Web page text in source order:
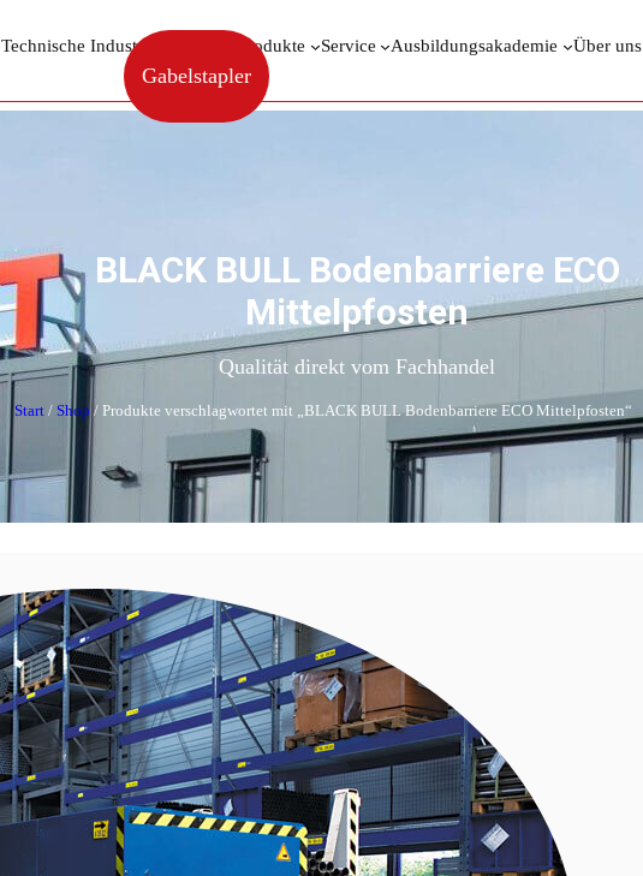
Technische Industrieberatung Produkte Service Ausbildungsakademie Über uns
BLACK BULL Bodenbarriere ECO
Mittelpfosten
Qualität direkt vom Fachhandel
Start / Shop / Produkte verschlagwortet mit „BLACK BULL Bodenbarriere ECO Mittelpfosten“
Gabelstapler